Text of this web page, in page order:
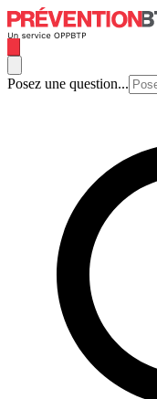
Posez une question...